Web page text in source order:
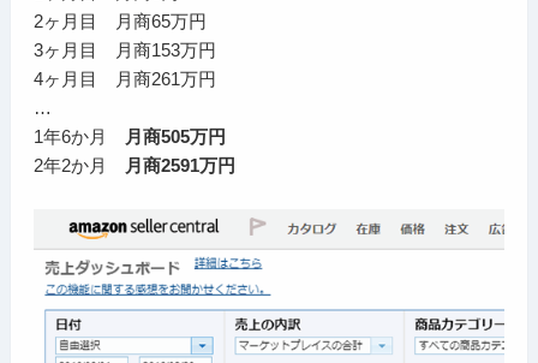
2ヶ月目 月商65万円
3ヶ月目 月商153万円
4ヶ月目 月商261万円
…
1年6か月
月商505万円
2年2か月
月商2591万円